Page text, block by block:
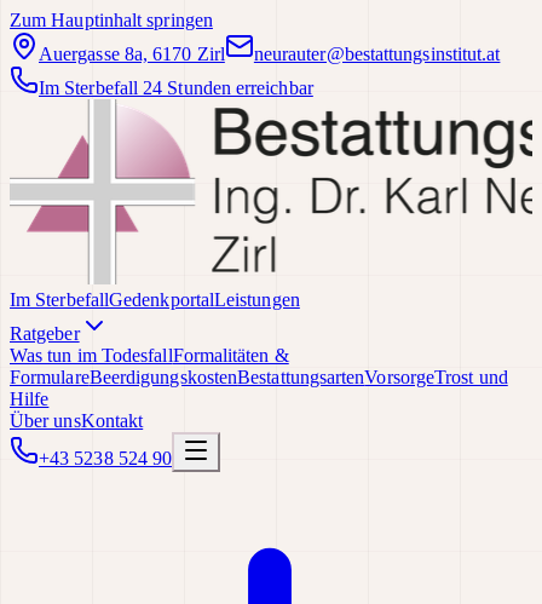
Zum Hauptinhalt springen
Auergasse 8a, 6170 Zirl
neurauter@bestattungsinstitut.at
Im Sterbefall 24 Stunden erreichbar
Im SterbefallGedenkportalLeistungen
Ratgeber
Was tun im TodesfallFormalitäten &
FormulareBeerdigungskostenBestattungsartenVorsorgeTrost und
Hilfe
Über unsKontakt
+43 5238 524 90